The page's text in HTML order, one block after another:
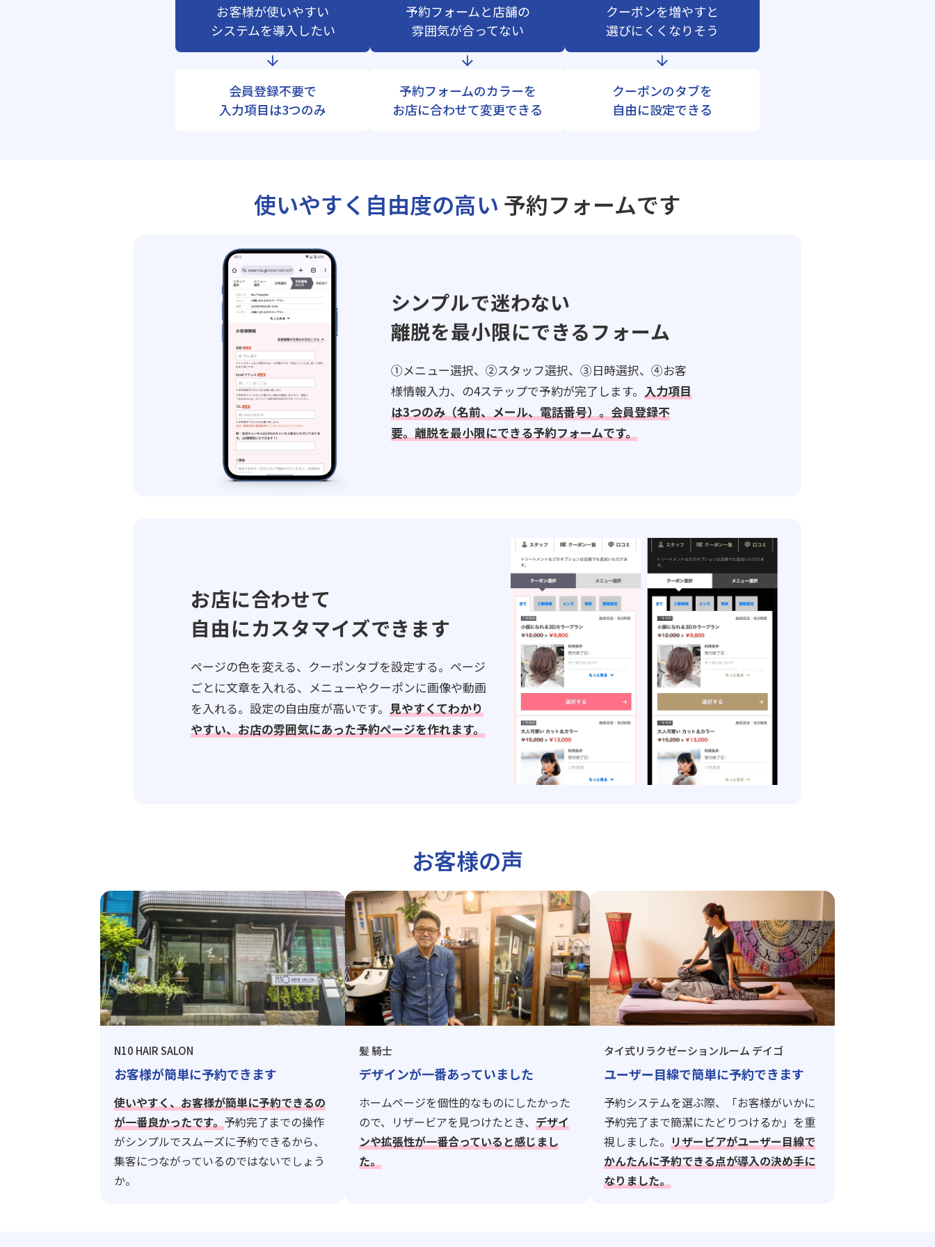
お客様が使いやすい
システムを導入したい
会員登録不要で
入力項目は3つのみ
予約フォームと店舗の
雰囲気が合ってない
予約フォームのカラーを
お店に合わせて変更できる
クーポンを増やすと
選びにくくなりそう
クーポンのタブを
自由に設定できる
使いやすく自由度の高い 予約フォームです
シンプルで迷わない
離脱を最小限にできるフォーム
①メニュー選択、②スタッフ選択、③日時選択、④お客
様情報入力、の4ステップで予約が完了します。 入力項目
は3つのみ（名前、メール、電話番号）。会員登録不
要。離脱を最小限にできる予約フォームです。
お店に合わせて
自由にカスタマイズできます
ページの色を変える、クーポンタブを設定する。ページ
ごとに文章を入れる、メニューやクーポンに画像や動画
を入れる。設定の自由度が高いです。 見やすくてわかり
やすい、お店の雰囲気にあった予約ページを作れます。
お客様の声
N10 HAIR SALON
お客様が簡単に予約できます
使いやすく、お客様が簡単に予約できるの
が一番良かったです。予約完了までの操作
がシンプルでスムーズに予約できるから、
集客につながっているのではないでしょう
か。
髪 騎士
デザインが一番あっていました
ホームページを個性的なものにしたかった
ので、リザービアを見つけたとき、 デザイ
ンや拡張性が一番合っていると感じまし
た。
タイ式リラクゼーションルーム デイゴ
ユーザー目線で簡単に予約できます
予約システムを選ぶ際、「お客様がいかに
予約完了まで簡潔にたどりつけるか」を重
視しました。 リザービアがユーザー目線で
かんたんに予約できる点が導入の決め手に
なりました。